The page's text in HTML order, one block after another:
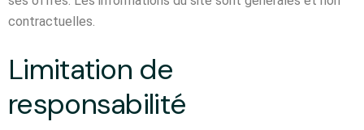
contractuelles.
Limitation de
responsabilité